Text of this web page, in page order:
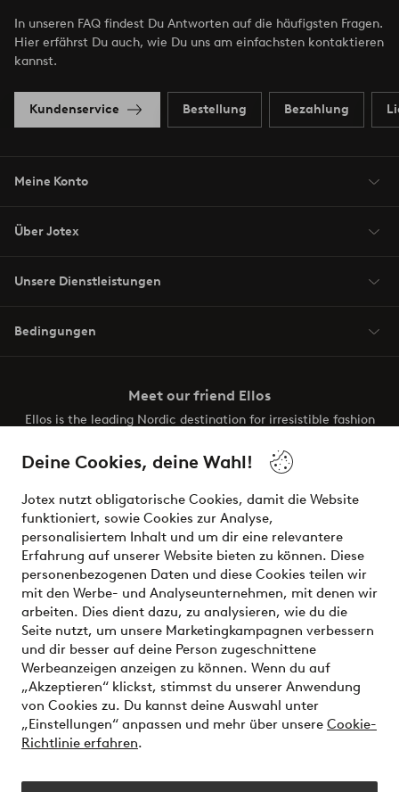
Deine Cookies, deine Wahl!
Jotex nutzt obligatorische Cookies, damit die Website
funktioniert, sowie Cookies zur Analyse,
personalisiertem Inhalt und um dir eine relevantere
Erfahrung auf unserer Website bieten zu können. Diese
personenbezogenen Daten und diese Cookies teilen wir
mit den Werbe- und Analyseunternehmen, mit denen wir
arbeiten. Dies dient dazu, zu analysieren, wie du die
Seite nutzt, um unsere Marketingkampagnen verbessern
und dir besser auf deine Person zugeschnittene
Werbeanzeigen anzeigen zu können. Wenn du auf
„Akzeptieren“ klickst, stimmst du unserer Anwendung
von Cookies zu. Du kannst deine Auswahl unter
„Einstellungen“ anpassen und mehr über unsere Cookie-
Richtlinie erfahren.
In unseren FAQ findest Du Antworten auf die häufigsten Fragen.
Hier erfährst Du auch, wie Du uns am einfachsten kontaktieren
kannst.
Kundenservice Bestellung Bezahlung
Meine Konto
Über Jotex
Unsere Dienstleistungen
Bedingungen
Meet our friend Ellos
Ellos is the leading Nordic destination for irresistible fashion
the latest trends, curated to make finding your next look
effortless. It’s all here.
Visit Ellos
Sichere Zahlungen - Jetzt bezahlen oder aufteilen
Möchtest du mehr über unsere
Zahlungsmöglichkeitenerfahren?